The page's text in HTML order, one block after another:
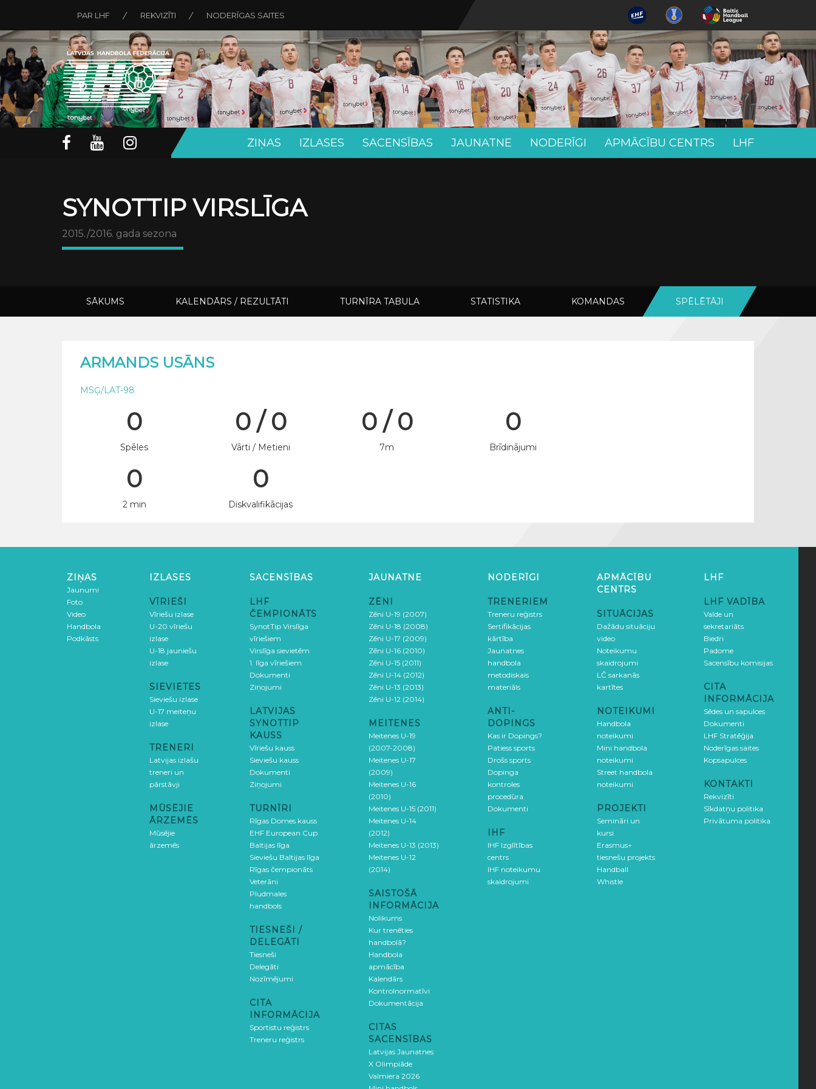
PAR LHF REKVIZĪTI NODERĪGAS SAITES
ZIŅAS IZLASES SACENSĪBAS JAUNATNE NODERĪGI APMĀCĪBU CENTRS LHF
SYNOTTIP VIRSLĪGA
2015./2016. gada sezona
SĀKUMS KALENDĀRS / REZULTĀTI TURNĪRA TABULA STATISTIKA KOMANDAS SPĒLĒTĀJI
ARMANDS USĀNS
MSĢ/LAT-98
0
Spēles
0 / 0
Vārti / Metieni
0 / 0
7m
0
Brīdinājumi
0
2 min
0
Diskvalifikācijas
ZIŅAS
Jaunumi
Foto
Video
Handbola
Podkāsts
IZLASES
VĪRIEŠI
Vīriešu izlase
U-20 vīriešu
izlase
U-18 jauniešu
izlase
SIEVIETES
Sieviešu izlase
U-17 meiteņu
izlase
TRENERI
Latvijas izlašu
treneri un
pārstāvji
MŪSĒJIE
ĀRZEMĒS
Mūsējie
ārzemēs
SACENSĪBAS
LHF
ČEMPIONĀTS
SynotTip Virslīga
vīriešiem
Virslīga sievietēm
1. līga vīriešiem
Dokumenti
Ziņojumi
LATVIJAS
SYNOTTIP
KAUSS
Vīriešu kauss
Sieviešu kauss
Dokumenti
Ziņojumi
TURNĪRI
Rīgas Domes kauss
EHF European Cup
Baltijas līga
Sieviešu Baltijas līga
Rīgas čempionāts
Veterāni
Pludmales
handbols
TIESNEŠI /
DELEGĀTI
Tiesneši
Delegāti
Nozīmējumi
CITA
INFORMĀCIJA
Sportistu reģistrs
Treneru reģistrs
JAUNATNE
ZĒNI
Zēni U-19 (2007)
Zēni U-18 (2008)
Zēni U-17 (2009)
Zēni U-16 (2010)
Zēni U-15 (2011)
Zēni U-14 (2012)
Zēni U-13 (2013)
Zēni U-12 (2014)
MEITENES
Meitenes U-19
(2007-2008)
Meitenes U-17
(2009)
Meitenes U-16
(2010)
Meitenes U-15 (2011)
Meitenes U-14
(2012)
Meitenes U-13 (2013)
Meitenes U-12
(2014)
SAISTOŠĀ
INFORMĀCIJA
Nolikums
Kur trenēties
handbolā?
Handbola
apmācība
Kalendārs
Kontrolnormatīvi
Dokumentācija
CITAS
SACENSĪBAS
Latvijas Jaunatnes
X Olimpiāde
Valmiera 2026
NODERĪGI
TRENERIEM
Treneru reģistrs
Sertifikācijas
kārtība
Jaunatnes
handbola
metodiskais
materiāls
ANTI-
DOPINGS
Kas ir Dopings?
Patiess sports
Drošs sports
Dopinga
kontroles
procedūra
Dokumenti
IHF
IHF Izglītības
centrs
IHF noteikumu
skaidrojumi
APMĀCĪBU
CENTRS
SITUĀCIJAS
Dažādu situāciju
video
Noteikumu
skaidrojumi
LČ sarkanās
kartītes
NOTEIKUMI
Handbola
noteikumi
Mini handbola
noteikumi
Street handbola
noteikumi
PROJEKTI
Semināri un
kursi
Erasmus+
tiesnešu projekts
Handball
Whistle
LHF
LHF VADĪBA
Valde un
sekretariāts
Biedri
Padome
Sacensību komisijas
CITA
INFORMĀCIJA
Sēdes un sapulces
Dokumenti
LHF Stratēģija
Noderīgas saites
Kopsapulces
KONTAKTI
Rekvizīti
Sīkdatņu politika
Privātuma politika